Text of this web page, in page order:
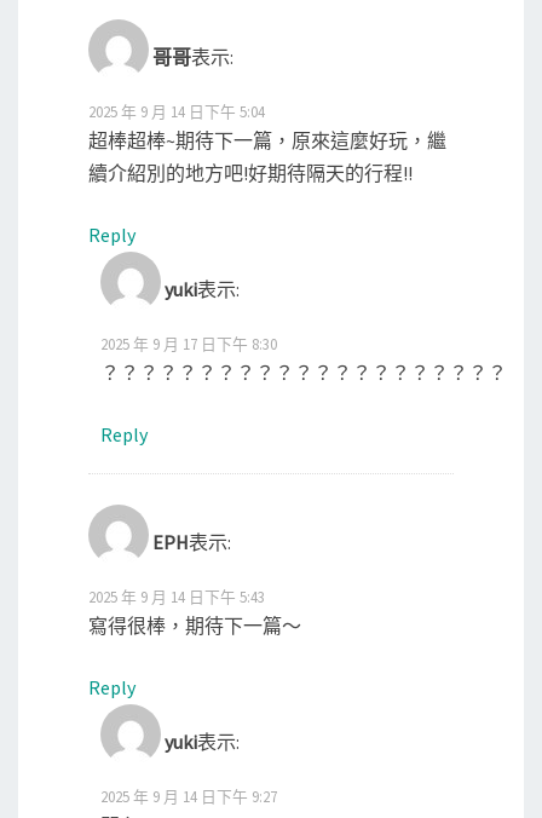
哥哥表示:
2025 年 9 月 14 日下午 5:04
超棒超棒~期待下一篇，原來這麼好玩，繼
續介紹別的地方吧!好期待隔天的行程!!
Reply
yuki表示:
2025 年 9 月 17 日下午 8:30
？？？？？？？？？？？？？？？？？？？？？？
Reply
EPH表示:
2025 年 9 月 14 日下午 5:43
寫得很棒，期待下一篇～
Reply
yuki表示:
2025 年 9 月 14 日下午 9:27